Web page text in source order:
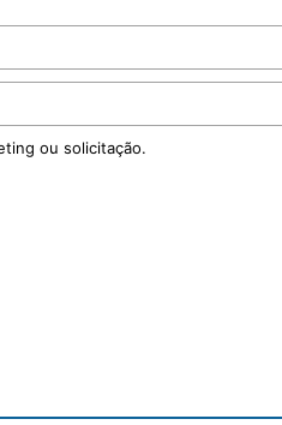
ou solicitação.